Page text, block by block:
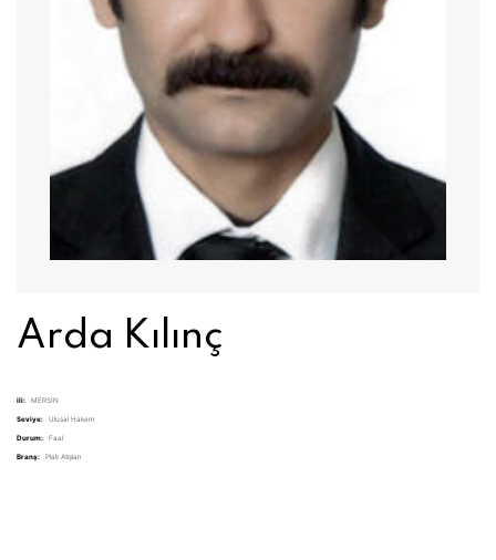
Arda Kılınç
ili: MERSİN
Seviye: Ulusal Hakem
Durum: Faal
Branş: Plak Atışları